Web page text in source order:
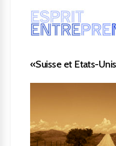
«Suisse et Etats-